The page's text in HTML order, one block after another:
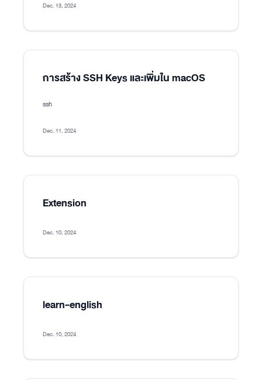
Dec. 13, 2024
การสร้าง SSH Keys และเพิ่มใน macOS
ssh
Dec. 11, 2024
Extension
Dec. 10, 2024
learn-english
Dec. 10, 2024